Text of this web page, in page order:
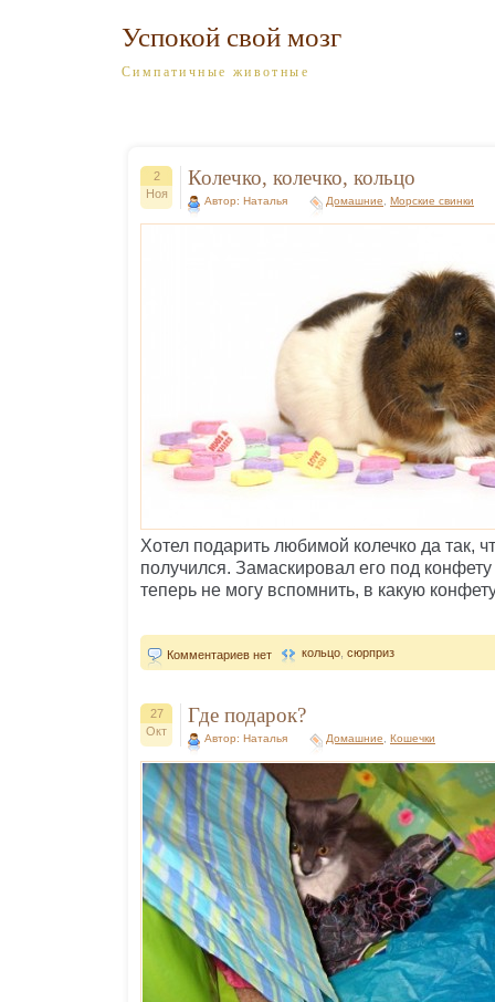
Успокой свой мозг
Симпатичные животные
2
Ноя
Колечко, колечко, кольцо
Автор: Наталья Домашние Морские свинки
Хотел подарить любимой колечко да так,
получился. Замаскировал его под
теперь не могу вспомнить, в какую
Комментариев нет кольцо сюрприз
27
Окт
Где подарок?
Автор: Наталья Домашние Кошечки